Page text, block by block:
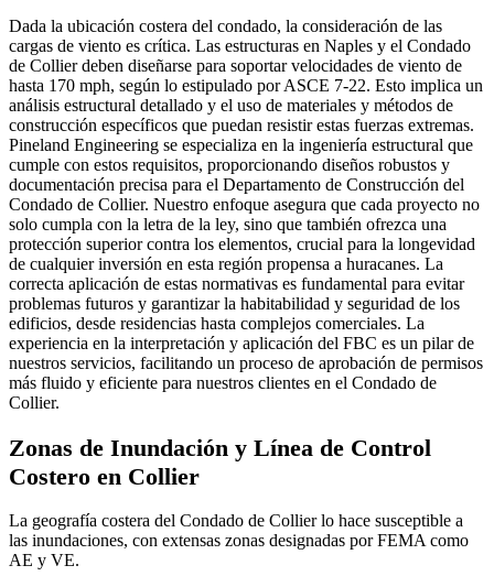
Dada la ubicación costera del condado, la consideración de las
cargas de viento es crítica. Las estructuras en Naples y el Condado
de Collier deben diseñarse para soportar velocidades de viento de
hasta 170 mph, según lo estipulado por ASCE 7-22. Esto implica un
análisis estructural detallado y el uso de materiales y métodos de
construcción específicos que puedan resistir estas fuerzas extremas.
Pineland Engineering se especializa en la ingeniería estructural que
cumple con estos requisitos, proporcionando diseños robustos y
documentación precisa para el Departamento de Construcción del
Condado de Collier. Nuestro enfoque asegura que cada proyecto no
solo cumpla con la letra de la ley, sino que también ofrezca una
protección superior contra los elementos, crucial para la longevidad
de cualquier inversión en esta región propensa a huracanes. La
correcta aplicación de estas normativas es fundamental para evitar
problemas futuros y garantizar la habitabilidad y seguridad de los
edificios, desde residencias hasta complejos comerciales. La
experiencia en la interpretación y aplicación del FBC es un pilar de
nuestros servicios, facilitando un proceso de aprobación de permisos
más fluido y eficiente para nuestros clientes en el Condado de
Collier.
Zonas de Inundación y Línea de Control
Costero en Collier
La geografía costera del Condado de Collier lo hace susceptible a
las inundaciones, con extensas zonas designadas por FEMA como
AE y VE.